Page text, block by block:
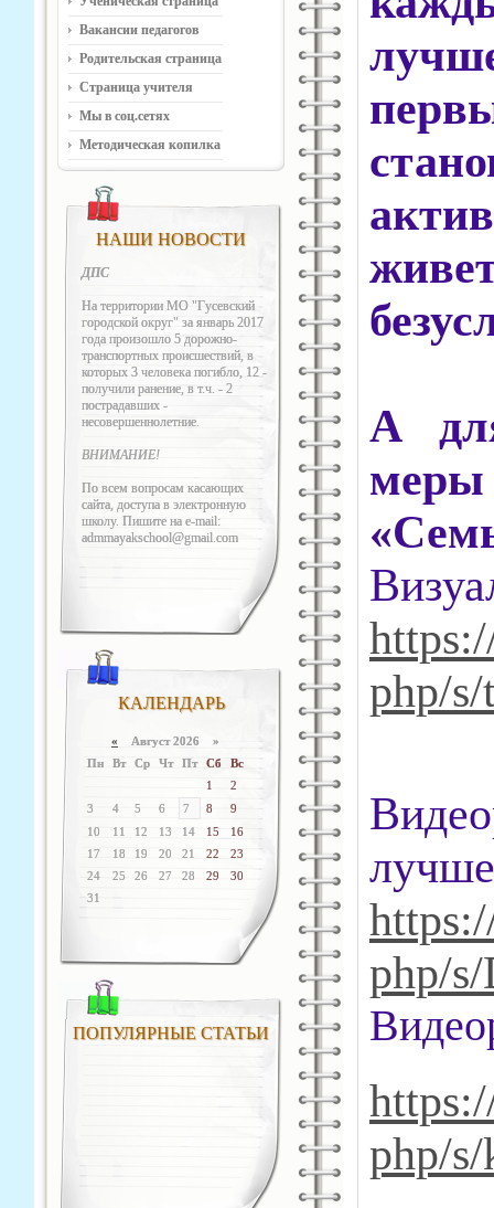
Вакансии педагогов
Родительская страница
Страница учителя
Мы в соц.сетях
Методическая копилка
НАШИ НОВОСТИ
ДПС
На территории МО "Гусевский
городской округ" за январь 2017
года произошло 5 дорожно-
транспортных происшествий, в
которых 3 человека погибло, 12 -
получили ранение, в т.ч. - 2
пострадавших -
несовершеннолетние.
ВНИМАНИЕ!
По всем вопросам касающих
сайта, доступа в электронную
школу. Пишите на e-mail:
admmayakschool@gmail.com
КАЛЕНДАРЬ
« Август 2026 »
Пн
Вт Ср Чт Пт Сб
Вс
1
2
3
4 5 6 7 8
9
10
11 12 13 14 15
16
17
18 19 20 21 22
23
24
25 26 27 28 29
30
31
ПОПУЛЯРНЫЕ СТАТЬИ
А
меры
php/
php/
В
php/